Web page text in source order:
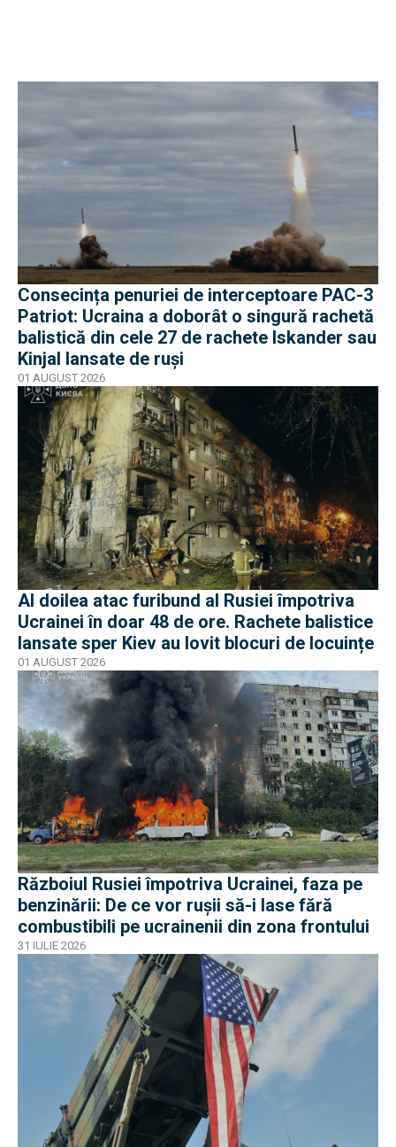
Consecința penuriei de interceptoare PAC-3
Patriot: Ucraina a doborât o singură rachetă
balistică din cele 27 de rachete Iskander sau
Kinjal lansate de ruși
01 AUGUST 2026
Al doilea atac furibund al Rusiei împotriva
Ucrainei în doar 48 de ore. Rachete balistice
lansate sper Kiev au lovit blocuri de locuințe
01 AUGUST 2026
Războiul Rusiei împotriva Ucrainei, faza pe
benzinării: De ce vor rușii să-i lase fără
combustibili pe ucrainenii din zona frontului
31 IULIE 2026